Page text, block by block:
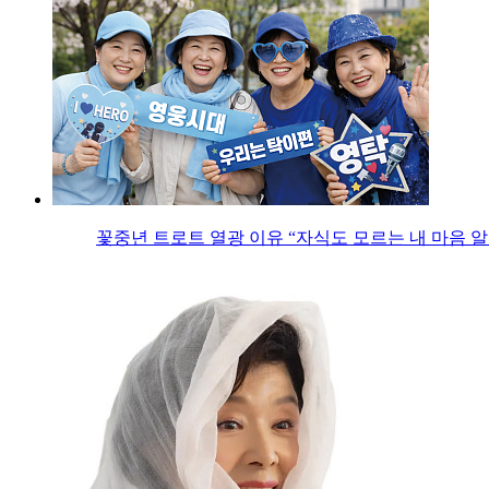
꽃중년 트로트 열광 이유 “자식도 모르는 내 마음